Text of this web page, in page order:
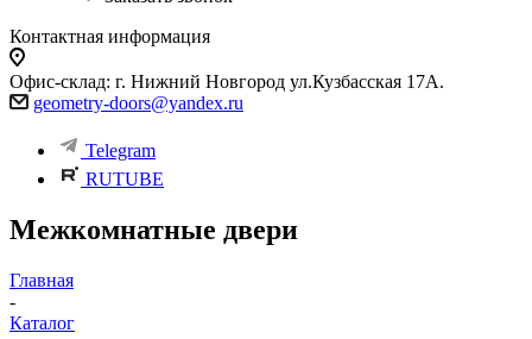
Контактная информация
Офис-склад: г. Нижний Новгород ул.Кузбасская 17А.
geometry-doors@yandex.ru
Telegram
RUTUBE
Межкомнатные двери
Главная
-
Каталог